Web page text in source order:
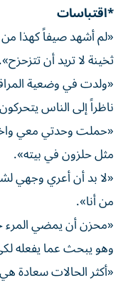
*اقتباسات
«لم أشهد صيفاً كهذا
ثخينة لا تريد أن تتزحزح».
«ولدت في وضعية
ناظراً إلى الناس
«حملت وحدتي معي
مثل حلزون في بيته».
«لا بد أن أعري وجهي
من أنا».
«محزن أن يمضي المرء
وهو يبحث عما يفعله
«أكثر الحالات سعادة